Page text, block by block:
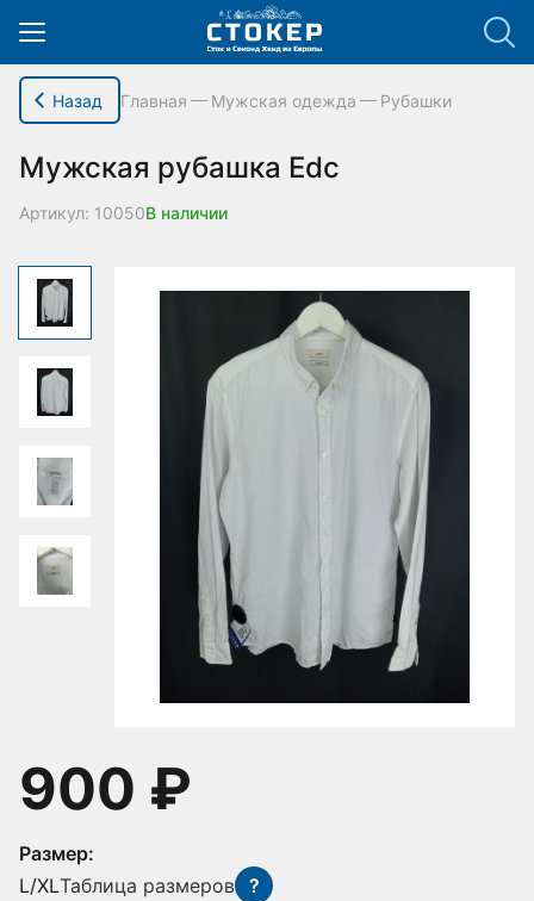
hello_elementor_body_open();
Назад Главная Мужская одежда Рубашки
Мужская рубашка Edc
Артикул: 10050В наличии
900 ₽
Размер:
L/XLТаблица размеров ?